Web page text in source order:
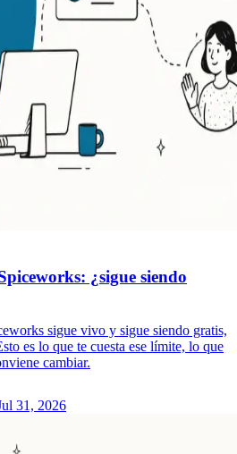
¿sigue siendo
sigue vivo y sigue siendo gratis,
es lo que te cuesta ese límite, lo que
cambiar.
31, 2026